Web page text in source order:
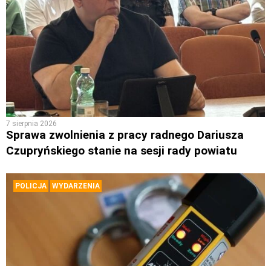
7 sierpnia 2026
Sprawa zwolnienia z pracy radnego Dariusza
Czupryńskiego stanie na sesji rady powiatu
POLICJA WYDARZENIA